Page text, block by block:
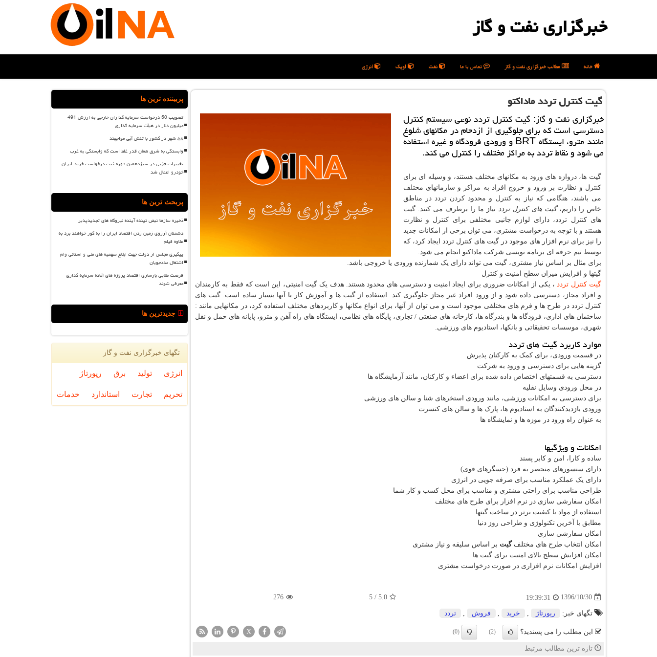
خبرگزاری نفت و گاز
خانه مطالب خبرگزاری نفت و گاز تماس با ما نفت اوپک انرژی
گیت كنترل تردد ماداكتو
خبرگزاری نفت و گاز: گیت كنترل تردد نوعی سیستم كنترل
دسترسی است كه برای جلوگیری از ازدحام در مكانهای شلوغ
مانند مترو، ایستگاه BRT و ورودی فرودگاه و غیره استفاده
می شود و نقاط تردد به مراكز مختلف را كنترل می كند.
گیت ها، دروازه های ورود به مکانهای مختلف هستند، و وسیله ای برای
کنترل و نظارت بر ورود و خروج افراد به مراکز و سازمانهای مختلف
می باشند، هنگامی که نیاز به کنترل و محدود کردن تردد در مناطق
خاص را داریم،گیت های کنترل تردد نیاز ما را برطرف می کنند. گیت
های کنترل تردد، دارای لوازم جانبی مختلفی برای کنترل و نظارت
هستند و با توجه به درخواست مشتری، می توان برخی از امکانات جدید
را نیز برای نرم افزار های موجود در گیت های کنترل تردد ایجاد کرد، که
توسط تیم حرفه ای برنامه نویسی شرکت ماداکتو انجام می شود.
برای مثال بر اساس نیاز مشتری، گیت می تواند دارای یک شمارنده ورودی یا خروجی باشد.
گیتها و افزایش میزان سطح امنیت و کنترل
گیت کنترل تردد، یکی از امکانات ضروری برای ایجاد امنیت و دسترسی های محدود هستند. هدف یک گیت امنیتی، این است که فقط به کارمندان
و افراد مجاز، دسترسی داده شود و از ورود افراد غیر مجاز جلوگیری کند. استفاده از گیت ها و آموزش کار با آنها بسیار ساده است. گیت های
کنترل تردد در طرح ها و فرم های مختلفی موجود است و می توان از آنها، برای انواع مکانها و کاربردهای مختلف استفاده کرد، در مکانهایی مانند :
ساختمان های اداری، فرودگاه ها و بندرگاه ها، کارخانه های صنعتی / تجاری، پایگاه های نظامی، ایستگاه های راه آهن و مترو، پایانه های حمل و نقل
شهری، موسسات تحقیقاتی و بانکها، استادیوم های ورزشی.
موارد کاربرد گیت های تردد
در قسمت ورودی، برای کمک به کارکنان پذیرش
گزینه هایی برای دسترسی و ورود به شرکت
دسترسی به قسمتهای اختصاص داده شده برای اعضاء و کارکنان، مانند آزمایشگاه ها
در محل ورودی وسایل نقلیه
برای دسترسی به امکانات ورزشی، مانند ورودی استخرهای شنا و سالن های ورزشی
ورودی بازدیدکنندگان به استادیوم ها، پارک ها و سالن های کنسرت
به عنوان راه ورود در موزه ها و نمایشگاه ها
امکانات و ویژگیها
ساده و کارا، امن و کابر پسند
دارای سنسورهای منحصر به فرد (حسگرهای قوی)
دارای یک عملکرد مناسب برای صرفه جویی در انرژی
طراحی مناسب برای راحتی مشتری و مناسب برای محل کسب و کار شما
امکان سفارشی سازی در نرم افزار برای طرح های مختلف
استفاده از مواد با کیفیت برتر در ساخت گیتها
مطابق با آخرین تکنولوژی و طراحی روز دنیا
امکان سفارشی سازی
امکان انتخاب طرح های مختلفگیت بر اساس سلیقه و نیاز مشتری
امکان افزایش سطح بالای امنیت برای گیت ها
افزایش امکانات نرم افزاری در صورت درخواست مشتری
1396/10/30
19:39:31
5.0
/
5
276
تگهای خبر: رپورتاژ خرید فروش تردد
این مطلب را می پسندید؟ (2)
(0)
X
تازه ترین مطالب مرتبط
پربیننده ترین ها
تصویب 50 درخواست سرمایه گذاران خارجی به ارزش 491
میلیون دلار در هیأت سرمایه گذاری
۵۸ شهر در کشور با تنش آبی مواجهند
وابستگی به شرق همان قدر غلط است که وابستگی به غرب
تغییرات جزیی در سیزدهمین دوره ثبت درخواست خرید ایران
خودرو اعمال شد
پربحث ترین ها
ذخیره سازها نبض تپنده آینده نیروگاه های تجدیدپذیر
دشمنان آرزوی زمین زدن اقتصاد ایران را به گور خواهند برد به
علاوه فیلم
پیگیری مجلس از دولت جهت ابلاغ سهمیه های ملی و استانی وام
اشتغال مددجویان
فرصت طلایی بازسازی اقتصاد پروژه های آماده سرمایه گذاری
معرفی شوند
جدیدترین ها
تگهای خبرگزاری نفت و گاز
انرژی تولید برق رپورتاژ
تحریم تجارت استاندارد خدمات